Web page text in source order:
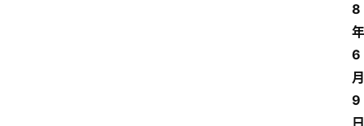
8
年
6
9
日